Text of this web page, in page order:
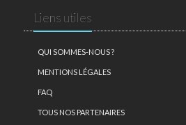
Liens utiles
QUI SOMMES-NOUS ?
MENTIONS LÉGALES
FAQ
TOUS NOS PARTENAIRES